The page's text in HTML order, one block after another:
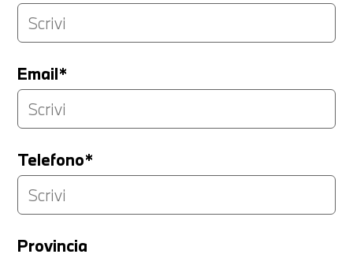
Email*
Telefono*
Provincia